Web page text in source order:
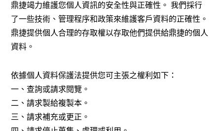
鼎捷竭力維護您個人資訊的安全性與正確性。 我們採行
了一些技術、管理程序和政策來維護客戶資料的正確性。
鼎捷提供個人合理的存取權以存取他們提供給鼎捷的個人
資料。
依據個人資料保護法提供您可主張之權利如下：
一、查詢或請求閱覽。
二、請求製給複製本。
三、請求補充或更正。